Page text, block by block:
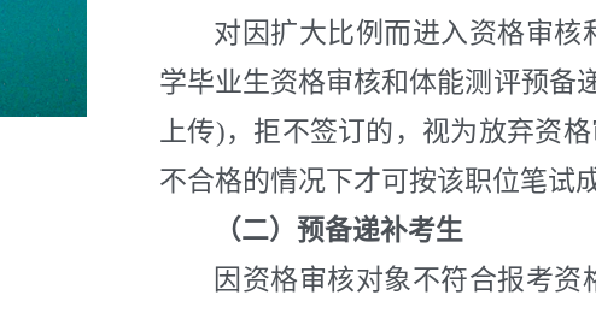
对因扩大比例而进入资格审核
学毕业生资格审核和体能测评预备
上传)，拒不签订的，视为放弃资
不合格的情况下才可按该职位笔试
（二）预备递补考生
因资格审核对象不符合报考